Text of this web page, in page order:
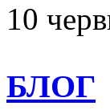
10
БЛОГ